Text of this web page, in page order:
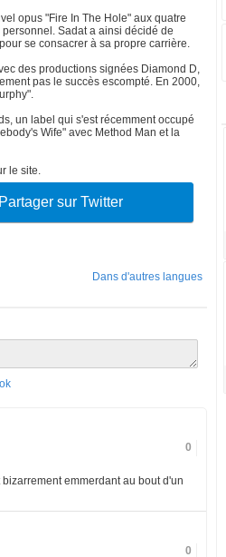
opus "Fire In The Hole" aux quatre
Sadat a ainsi décidé de
se consacrer à sa propre carrière.
des productions signées Diamond D,
pas le succès escompté. En 2000,
un label qui s'est récemment occupé
Wife" avec Method Man et la
le site.
Partager sur Twitter
Dans d'autres langues
0
emmerdant au bout d'un
0